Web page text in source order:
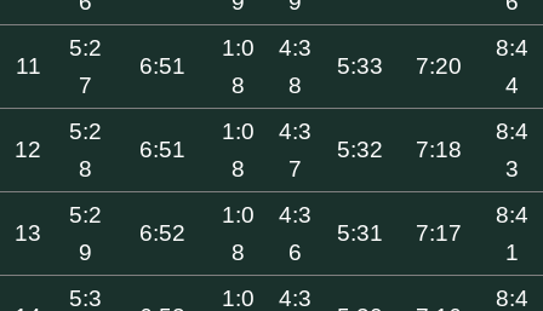
11
5:2
7
6:51
1:0
8
4:3
8
5:33 7:20
8:4
4
12
5:2
8
6:51
1:0
8
4:3
7
5:32 7:18
8:4
3
13
5:2
9
6:52
1:0
8
4:3
6
5:31 7:17
8:4
1
5:3
1:0
4:3
8:4